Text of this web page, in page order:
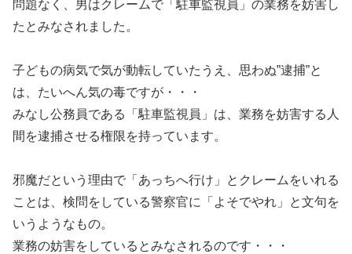
問題なく、男はクレームで「駐車監視員」の業務を妨害し
たとみなされました。
子どもの病気で気が動転していたうえ、思わぬ”逮捕”と
は、たいへん気の毒ですが・・・
みなし公務員である「駐車監視員」は、業務を妨害する人
間を逮捕させる権限を持っています。
邪魔だという理由で「あっちへ行け」とクレームをいれる
ことは、検問をしている警察官に「よそでやれ」と文句を
いうようなもの。
業務の妨害をしているとみなされるのです・・・